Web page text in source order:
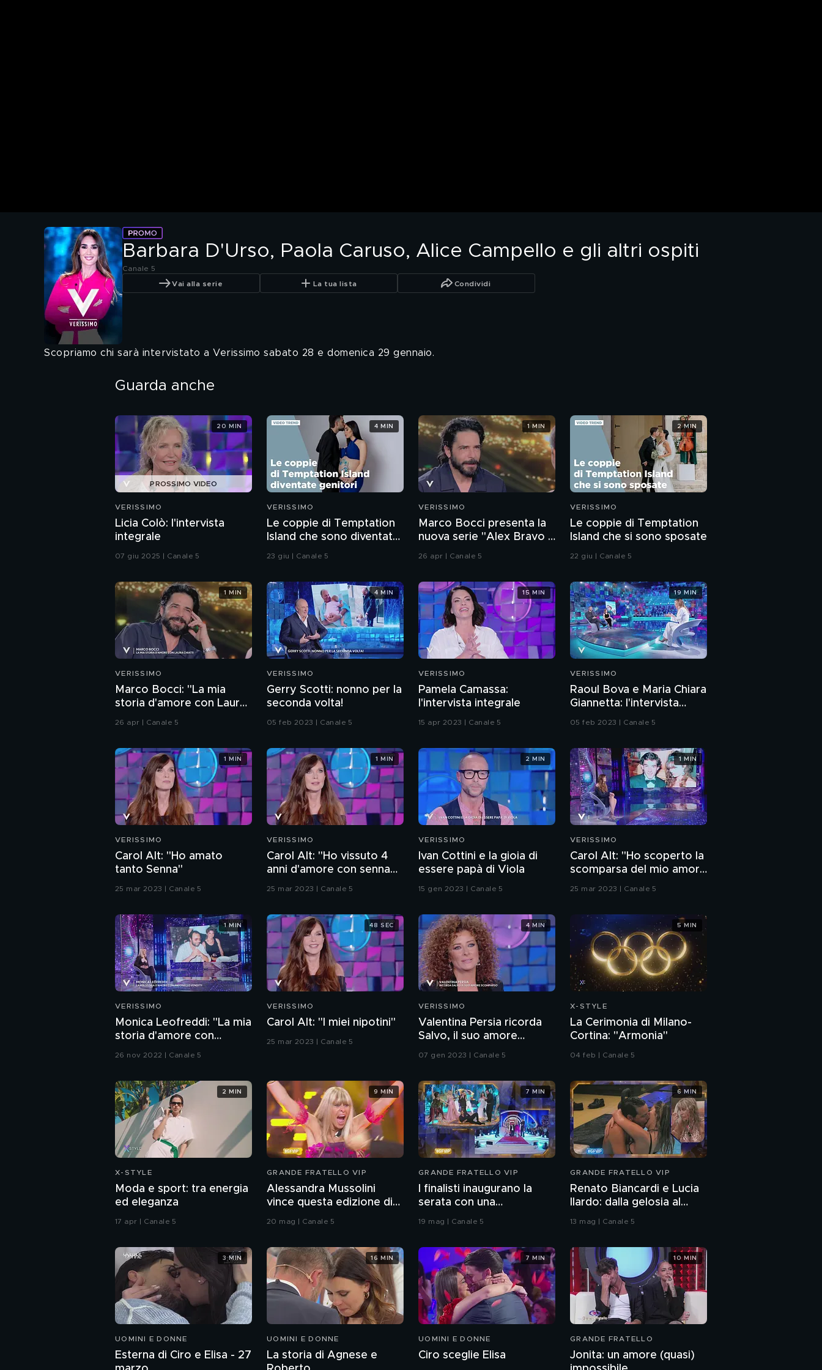
Barbara D'Urso, Paola Caruso, Alice Campello e gli altri ospiti
Canale 5
Vai alla serie La tua lista Condividi
Scopriamo chi sarà intervistato a Verissimo sabato 28 e domenica 29 gennaio.
Guarda anche
PROSSIMO VIDEO
VERISSIMO
Licia Colò: l'intervista
integrale
07 giu 2025 | Canale 5
20 MIN
VERISSIMO
Le coppie di Temptation
Island che sono diventate
genitori
23 giu | Canale 5
4 MIN
VERISSIMO
Marco Bocci presenta la
nuova serie "Alex Bravo -
Poliziotto a modo suo"
26 apr | Canale 5
1 MIN
VERISSIMO
Le coppie di Temptation
Island che si sono sposate
22 giu | Canale 5
2 MIN
VERISSIMO
Marco Bocci: "La mia
storia d'amore con Laura
Chiatti"
26 apr | Canale 5
1 MIN
VERISSIMO
Gerry Scotti: nonno per la
seconda volta!
05 feb 2023 | Canale 5
4 MIN
VERISSIMO
Pamela Camassa:
l'intervista integrale
15 apr 2023 | Canale 5
15 MIN
VERISSIMO
Raoul Bova e Maria Chiara
Giannetta: l'intervista
05 feb 2023 | Canale 5
19 MIN
VERISSIMO
Carol Alt: "Ho amato
tanto Senna"
25 mar 2023 | Canale 5
1 MIN
VERISSIMO
Carol Alt: "Ho vissuto 4
anni d'amore con senna
mentre ero sposata"
25 mar 2023 | Canale 5
1 MIN
VERISSIMO
Ivan Cottini e la gioia di
essere papà di Viola
15 gen 2023 | Canale 5
2 MIN
VERISSIMO
Carol Alt: "Ho scoperto la
scomparsa del mio amore
Senna in tv"
25 mar 2023 | Canale 5
1 MIN
VERISSIMO
Monica Leofreddi: "La mia
storia d'amore con
Antonello Venditti"
26 nov 2022 | Canale 5
1 MIN
VERISSIMO
Carol Alt: "I miei nipotini"
25 mar 2023 | Canale 5
48 SEC
VERISSIMO
Valentina Persia ricorda
Salvo, il suo amore
scomparso
07 gen 2023 | Canale 5
4 MIN
X-STYLE
La Cerimonia di Milano-
Cortina: "Armonia"
04 feb | Canale 5
5 MIN
X-STYLE
Moda e sport: tra energia
ed eleganza
17 apr | Canale 5
2 MIN
GRANDE FRATELLO VIP
Alessandra Mussolini
vince questa edizione di
Grande Fratello VIP
20 mag | Canale 5
9 MIN
GRANDE FRATELLO VIP
I finalisti inaugurano la
serata con una
coreografia
19 mag | Canale 5
7 MIN
GRANDE FRATELLO VIP
Renato Biancardi e Lucia
Ilardo: dalla gelosia al
13 mag | Canale 5
6 MIN
UOMINI E DONNE
Esterna di Ciro e Elisa - 27
3 MIN
UOMINI E DONNE
La storia di Agnese e
16 MIN
UOMINI E DONNE
Ciro sceglie Elisa
7 MIN
GRANDE FRATELLO
Jonita: un amore (quasi)
10 MIN